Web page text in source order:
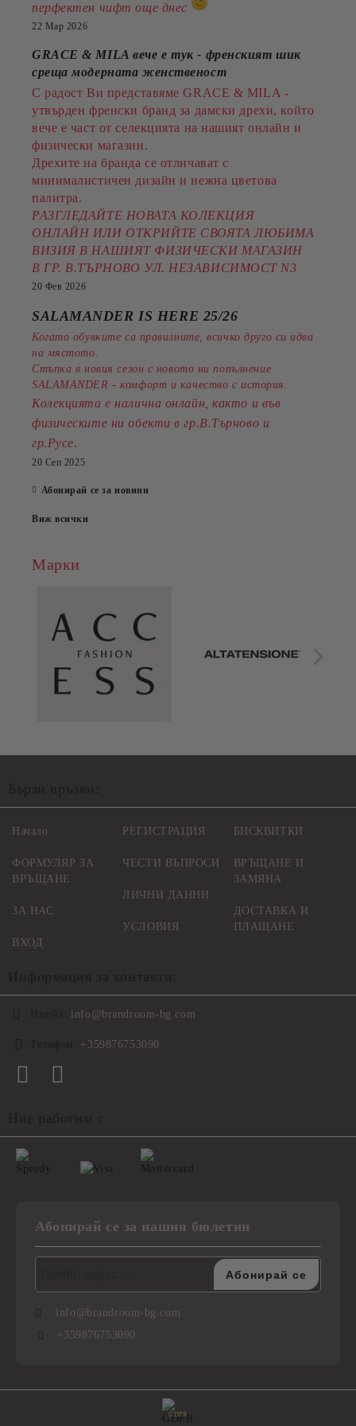
перфектен чифт още днес
22 Мар 2026
GRACE & MILA вече е тук - френският шик
среща модерната женственост
С радост Ви представяме GRACE & MILA -
утвърден френски бранд за дамски дрехи, който
вече е част от селекцията на нашият онлайн и
физически магазин.
Дрехите на бранда се отличават с
минималистичен дизайн и нежна цветова
палитра.
РАЗГЛЕДАЙТЕ НОВАТА КОЛЕКЦИЯ
ОНЛАЙН ИЛИ ОТКРИЙТЕ СВОЯТА ЛЮБИМА
ВИЗИЯ В НАШИЯТ ФИЗИЧЕСКИ МАГАЗИН
В ГР. В.ТЪРНОВО УЛ. НЕЗАВИСИМОСТ N3
20 Фев 2026
SALAMANDER IS HERE 25/26
Когато обувките са правилните, всичко друго си идва
на мястото.
Стъпка в новия сезон с новото ни попълнение
SALAMANDER - комфорт и качество с история.
Колекцията е налична онлайн, както и във
физическите ни обекти в гр.В.Търново и
гр.Русе.
20 Сеп 2025
Абонирай се за новини
Виж всички
Марки
Начало
ФОРМУЛЯР ЗА
ВРЪЩАНЕ
ЗА НАС
ВХОД
РЕГИСТРАЦИЯ
ЧЕСТИ ВЪПРОСИ
ЛИЧНИ ДАННИ
УСЛОВИЯ
БИСКВИТКИ
ВРЪЩАНЕ И
ЗАМЯНА
ДОСТАВКА И
ПЛАЩАНЕ
info@brandroom-bg.com
+359876753090
Абонирай се за нашия бюлетин
info@brandroom-bg.com
+359876753090
GDPR